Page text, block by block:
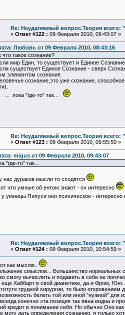
Re: Неудаляемый вопрос.Теория
« Ответ #122 : 09 Февраля 2010, 09:43:07 »
Любовь от 09 Февраля 2010, 08:43:16
что такое сознание?
мир Един, то существует и Единое
существует Единое Сознание - сверх
элементом сознания.
сознание,это уже сознание,
пока "где-то" так...
Re: Неудаляемый вопрос.Теория
« Ответ #123 : 09 Февраля 2010, 09:55:50 »
migus от 09 Февраля 2010, 09:43:07
"где-то" так...
нас дураков мысли то сходятся
что умные об ентом знают - оч интересно
у умницы Пипуси оно психическое - интересно
Re: Неудаляемый вопрос.Теория
« Ответ #124 : 09 Февраля 2010, 10:54:59 »
как мыслю..
смыслов... Большинство нормальных
смогу вычислить и подавить в себе не
Хаббарт в свой дианетике, да и Фром,
грудной хирургии, то было
белеть той или иной "нужной" для
конечно эта позиция так явна видна и
кредит в понимании себя. Но обычно Оно как
могу дать определения сознанию, я только